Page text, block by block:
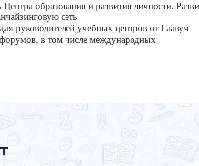
образования и развития личности.
сеть
руководителей учебных центров от Главуч
в том числе международных